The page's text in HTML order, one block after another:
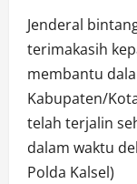
Jenderal
terimakasih
membantu
Kabupaten/
telah terjalin
dalam waktu
Polda Kalsel)